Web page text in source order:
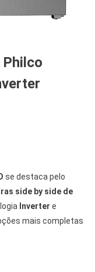
Philco
se destaca pelo
side by side de
Inverter e
mais completas